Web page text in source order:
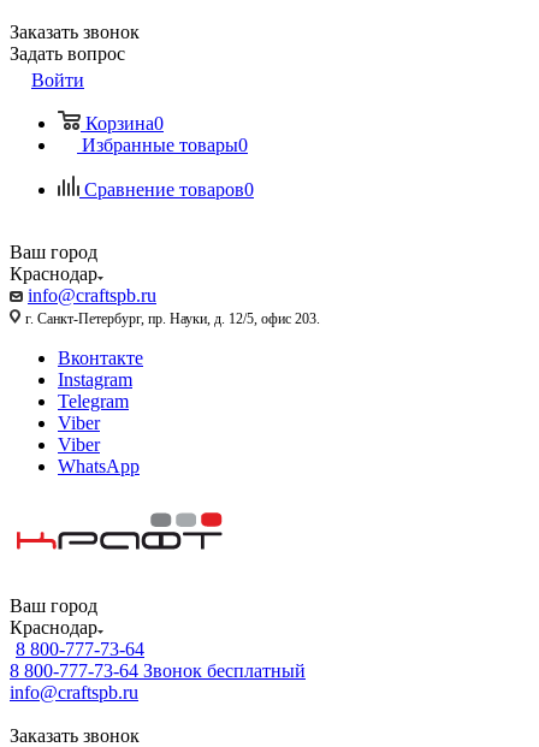
Заказать звонок
Задать вопрос
Войти
Корзина0
Избранные товары0
Сравнение товаров0
Ваш город
Краснодар
info@craftspb.ru
г. Санкт-Петербург, пр. Науки, д. 12/5, офис 203.
Вконтакте
Instagram
Telegram
Viber
Viber
WhatsApp
Ваш город
Краснодар
8 800-777-73-64
8 800-777-73-64 Звонок бесплатный
info@craftspb.ru
Заказать звонок